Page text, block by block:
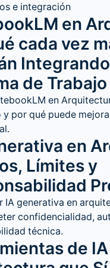
e integración
en
cada vez
de Trabajo
en
y por qué puede
en
Límites y
IA generativa en
confidencialidad,
técnica.
de